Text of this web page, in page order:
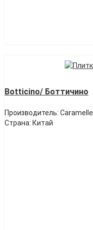
Botticino/ Боттичино
Производитель: Caramelle
Страна: Китай